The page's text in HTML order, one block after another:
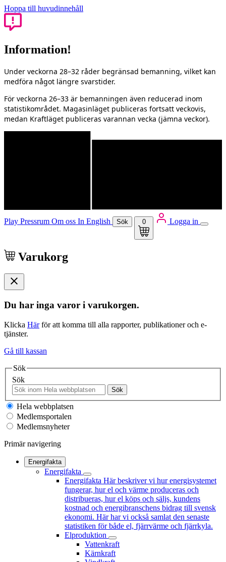
Hoppa till huvudinnehåll
Information!
Under veckorna 28–32 råder begränsad bemanning, vilket kan
medföra något längre svarstider.
För veckorna 26–33 är bemanningen även reducerad inom
statistikområdet. Magasinläget publiceras fortsatt veckovis,
medan Kraftläget publiceras varannan vecka (jämna veckor).
Play Pressrum Om oss In English Sök 0 Logga in
Varukorg
Du har inga varor i varukorgen.
Klicka Härför att komma till alla rapporter, publikationer och e-
tjänster.
Gå till kassan
Sök
Sök
Sök
Hela webbplatsen
Medlemsportalen
Medlemsnyheter
Primär navigering
Energifakta
Energifakta
Energifakta Här beskriver vi hur energisystemet
fungerar, hur el och värme produceras och
distribueras, hur el köps och säljs, kundens
kostnad och energibranschens bidrag till svensk
ekonomi. Här har vi också samlat den senaste
statistiken för både el, fjärrvärme och fjärrkyla.
Elproduktion
Vattenkraft
Kärnkraft